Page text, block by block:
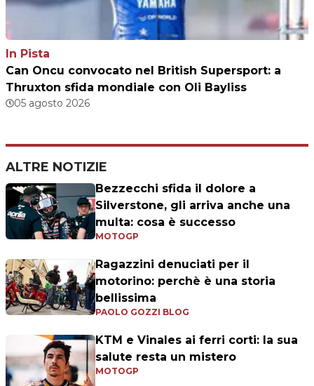
In Pista
Can Oncu convocato nel British Supersport: a
Thruxton sfida mondiale con Oli Bayliss
05 agosto 2026
ALTRE NOTIZIE
Bezzecchi sfida il dolore a
Silverstone, gli arriva anche una
multa: cosa è successo
MOTOGP
Ragazzini denuciati per il
motorino: perchè è una storia
bellissima
PAOLO GOZZI BLOG
KTM e Vinales ai ferri corti: la sua
salute resta un mistero
MOTOGP